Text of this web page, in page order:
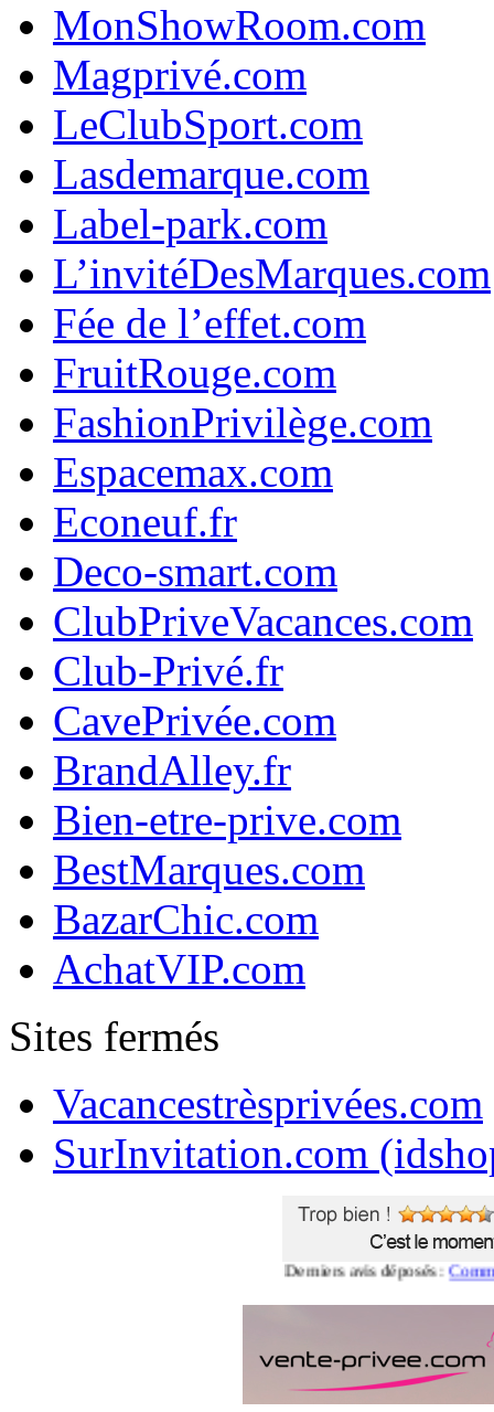
MonShowRoom.com
Magprivé.com
LeClubSport.com
Lasdemarque.com
Label-park.com
L’invitéDesMarques.com
Fée de l’effet.com
FruitRouge.com
FashionPrivilège.com
Espacemax.com
Econeuf.fr
Deco-smart.com
ClubPriveVacances.com
Club-Privé.fr
CavePrivée.com
BrandAlley.fr
Bien-etre-prive.com
BestMarques.com
BazarChic.com
AchatVIP.com
Sites fermés
Vacancestrèsprivées.com
SurInvitation.com
Derniers avis déposés :